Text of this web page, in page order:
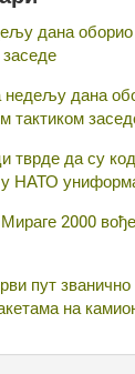
дана оборио
недељу дана
тактиком
тврде да су
у НАТО
2000
пут
на